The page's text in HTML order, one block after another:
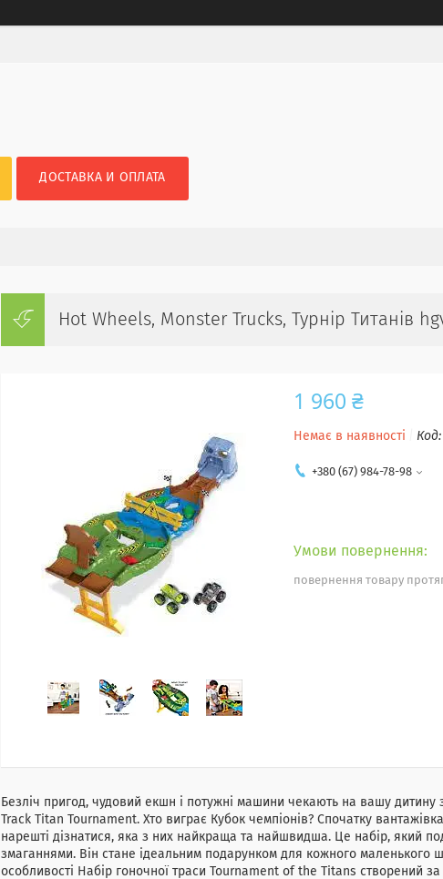
ДОСТАВКА И ОПЛАТА
Hot Wheels, Monster Trucks, Турнір Титанів
1 960 ₴
Немає в наявності
+380 (67) 984-78-98
повернення товару
Безліч пригод, чудовий екшн і потужні машини чекають на вашу
Track Titan Tournament. Хто виграє Кубок чемпіонів? Спочатку
нарешті дізнатися, яка з них найкраща та найшвидша. Це набір, який
змаганнями. Він стане ідеальним подарунком для кожного маленького
особливості Набір гоночної траси Tournament of the Titans створений